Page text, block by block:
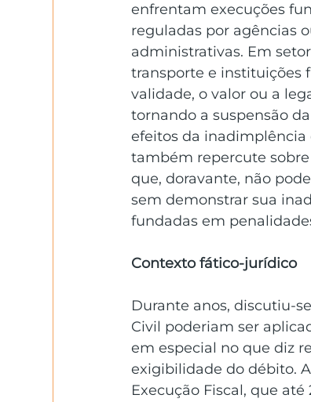
enfrentam execuções
reguladas por agências
administrativas. Em
transporte e instituições
validade, o valor ou a
tornando a suspensão
efeitos da inadimplência
também repercute
que, doravante, não
sem demonstrar sua
fundadas em
Contexto fático-jurídico
Durante anos, discutiu-
Civil poderiam ser
em especial no que diz
exigibilidade do débito.
Execução Fiscal, que